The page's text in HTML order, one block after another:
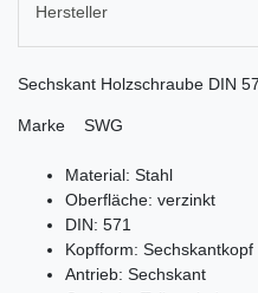
Hersteller
Sechskant Holzschraube DIN
Marke SWG
Material: Stahl
Oberfläche: verzinkt
DIN: 571
Kopfform: Sechskantkopf
Antrieb: Sechskant